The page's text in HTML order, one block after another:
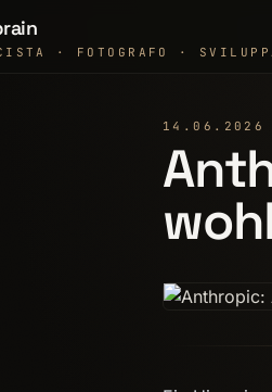
· FOTOGRAFO ·
14.06.2026